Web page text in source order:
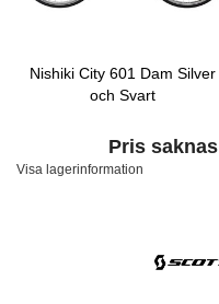
Nishiki City 601 Dam Silver
och Svart
Pris saknas
Visa lagerinformation